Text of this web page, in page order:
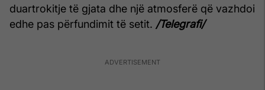
duartrokitje të gjata dhe një atmosferë që vazhdoi
edhe pas përfundimit të setit. /Telegrafi/